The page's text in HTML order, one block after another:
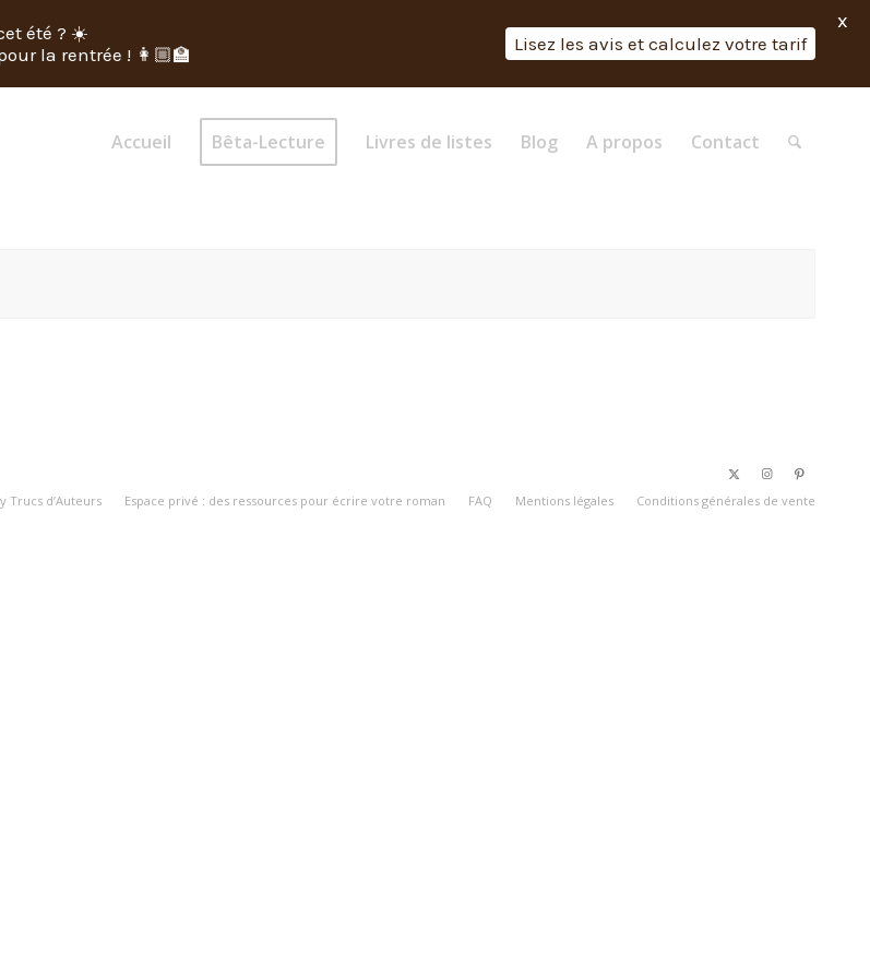
Accueil Bêta-Lecture Livres de listes Blog A propos Contact
Trucs d’Auteurs
Espace privé : des ressources pour écrire votre roman FAQ Mentions légales Conditions générales de vente
été ? ☀️
la rentrée ! 👩🏼‍🏫
Lisez les avis et calculez votre tarif
X